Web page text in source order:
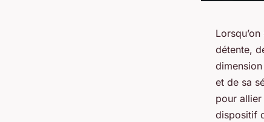
détente,
et de sa
pour allier
dispositif